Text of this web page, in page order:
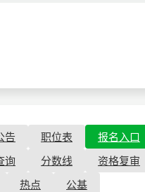
策
询
成绩查询
分数线
成绩查询
分数线
口
告 职位表 报名入口
询
分数线 资格复审
热点 公基